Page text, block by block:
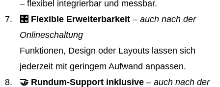
– flexibel integrierbar und messbar.
🎛️ Flexible Erweiterbarkeit – auch nach der
Onlineschaltung
Funktionen, Design oder Layouts lassen sich
jederzeit mit geringem Aufwand anpassen.
🤝 Rundum-Support inklusive – auch nach der